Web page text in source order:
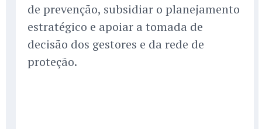
de prevenção, subsidiar o planejamento
estratégico e apoiar a tomada de
decisão dos gestores e da rede de
proteção.